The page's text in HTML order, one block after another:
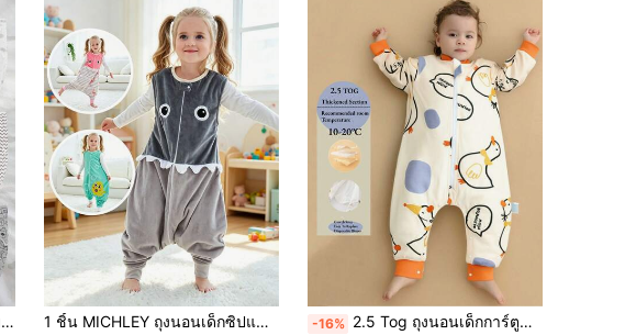
1ชิ้น/3ชิ้น ผ้าห่มผ้าฝ้ายนุ่มสำหรับห่อตัวทารก, เหมาะสำหรับทารกแรกเกิดทั้งชายและหญิง, เหมาะสำหรับฤดูใบไม้ผลิและฤดูร้อน, ใช้งานง่ายและห่อได้สะดวก, เหมาะสำหรับทารกอายุ 0-3 เดือน, เหมาะสำหรับเป็นของขวัญในโอกาสต่างๆ, เหมาะสำหรับรายการของใช้จำเป็นสำหรับทารกแรกเกิด 1 ชิ้น MICHLEY ถุงนอนเด็กซิปแขนกุด, ถุงนอนโพลีเอสเตอร์สำหรับฤดูใบไม้ร่วง/ฤดูหนาว, เด็กทารก ยูนิเซกส์, ลายการ์ตูน, สวมใส่สบาย & น่ารัก, เหมาะสำหรับเปล & ใช้ในชีวิตประจำวัน -16% 2.5 Tog ถุงนอนเด็กการ์ตูน, ใช้ได้ทั้งชายและหญิง, หนาและอบอุ่น, เหมาะสำหรับฤดูใบไม้ร่วง/ฤดูหนาว